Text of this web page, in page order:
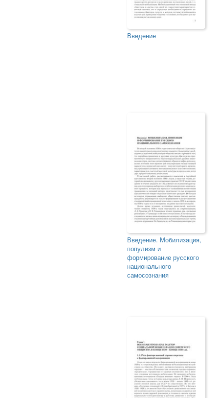
Введение
Введение. Мобилизация,
популизм и
формирование русского
национального
самосознания